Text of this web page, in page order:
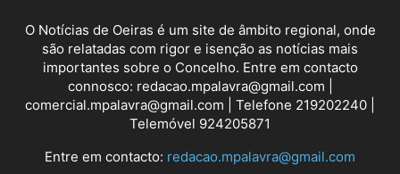
O Notícias de Oeiras é um site de âmbito regional, onde
são relatadas com rigor e isenção as notícias mais
importantes sobre o Concelho. Entre em contacto
connosco: redacao.mpalavra@gmail.com |
comercial.mpalavra@gmail.com | Telefone 219202240 |
Telemóvel 924205871
Entre em contacto: redacao.mpalavra@gmail.com